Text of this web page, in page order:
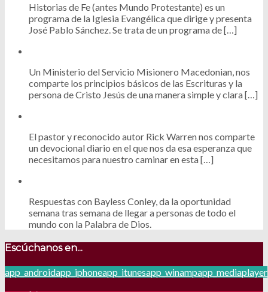
Historias de Fe (antes Mundo Protestante) es un
programa de la Iglesia Evangélica que dirige y presenta
José Pablo Sánchez. Se trata de un programa de […]
Un Ministerio del Servicio Misionero Macedonian, nos
comparte los principios básicos de las Escrituras y la
persona de Cristo Jesús de una manera simple y clara […]
El pastor y reconocido autor Rick Warren nos comparte
un devocional diario en el que nos da esa esperanza que
necesitamos para nuestro caminar en esta […]
Respuestas con Bayless Conley, da la oportunidad
semana tras semana de llegar a personas de todo el
mundo con la Palabra de Dios.
Escúchanos en...
app_androidapp_iphoneapp_itunesapp_winampapp_mediaplayer